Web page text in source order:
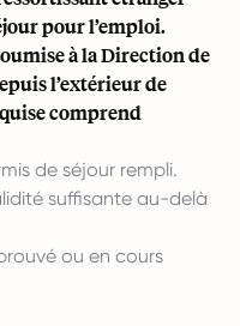
pour l’emploi.
à la Direction de
l’extérieur de
comprend
de séjour rempli.
suffisante au-delà
ou en cours